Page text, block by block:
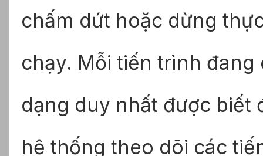
chấm dứt hoặc dừng
chạy. Mỗi tiến trình
dạng duy nhất được biết
hệ thống theo dõi các